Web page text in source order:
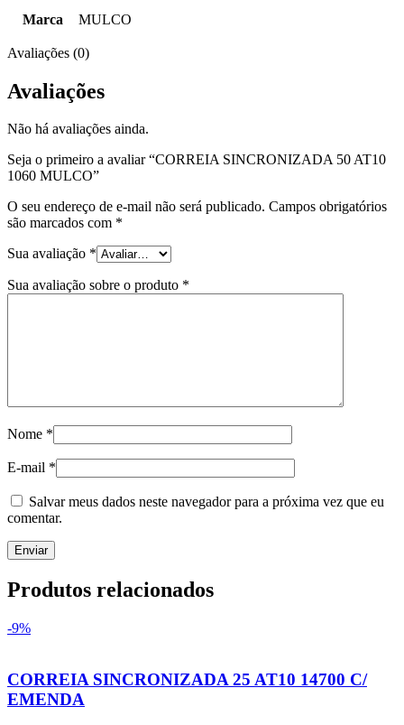
Marca MULCO
Avaliações (0)
Avaliações
Não há avaliações ainda.
Seja o primeiro a avaliar “CORREIA SINCRONIZADA 50 AT10
1060 MULCO”
O seu endereço de e-mail não será publicado. Campos obrigatórios
são marcados com *
Sua avaliação *
Sua avaliação sobre o produto *
Nome *
E-mail *
Salvar meus dados neste navegador para a próxima vez que eu
comentar.
Produtos relacionados
-9%
CORREIA SINCRONIZADA 25 AT10 14700 C/
EMENDA